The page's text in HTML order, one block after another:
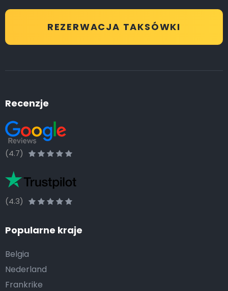
REZERWACJA TAKSÓWKI
Recenzje
(4.7)
(4.3)
Popularne kraje
Belgia
Nederland
Frankrike